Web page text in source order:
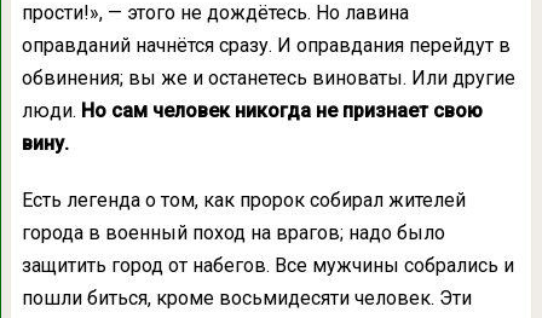
прости!», — этого не дождётесь. Но лавина
оправданий начнётся сразу. И оправдания перейдут в
обвинения; вы же и останетесь виноваты. Или другие
люди. Но сам человек никогда не признает свою
вину.
Есть легенда о том, как пророк собирал жителей
города в военный поход на врагов; надо было
защитить город от набегов. Все мужчины собрались и
пошли биться, кроме восьмидесяти человек. Эти